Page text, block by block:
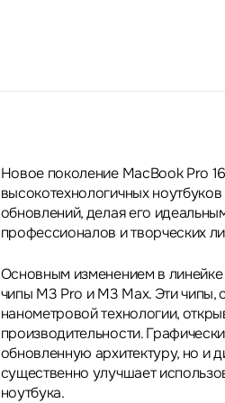
Новое поколение MacBook Pro
высокотехнологичных
обновлений, делая его
профессионалов и творческих
Основным изменением в
чипы M3 Pro и M3 Max. Эти
нанометровой технологии,
производительности.
обновленную архитектуру, но и
существенно улучшает
ноутбука.